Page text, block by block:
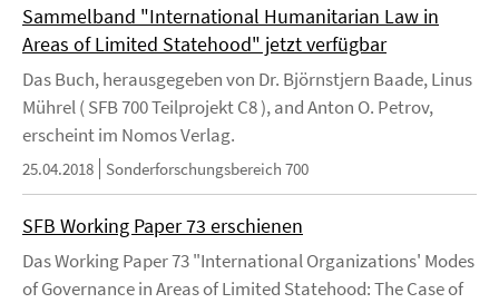
Sammelband "International Humanitarian Law in
Areas of Limited Statehood" jetzt verfügbar
Das Buch, herausgegeben von Dr. Björnstjern Baade, Linus
Mührel ( SFB 700 Teilprojekt C8 ), and Anton O. Petrov,
erscheint im Nomos Verlag.
25.04.2018 Sonderforschungsbereich 700
SFB Working Paper 73 erschienen
Das Working Paper 73 "International Organizations' Modes
of Governance in Areas of Limited Statehood: The Case of